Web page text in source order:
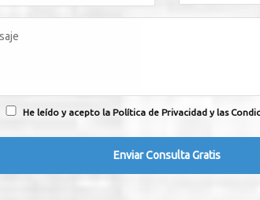
He leído y acepto la Política de Privacidad y las